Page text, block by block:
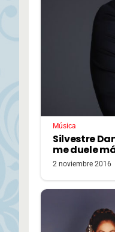
Música
Silvestre
me duele
2 noviembre 2016